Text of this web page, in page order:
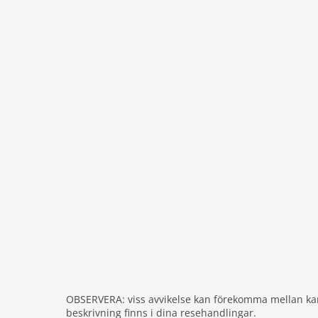
OBSERVERA: viss avvikelse kan förekomma mellan
beskrivning finns i dina resehandlingar.